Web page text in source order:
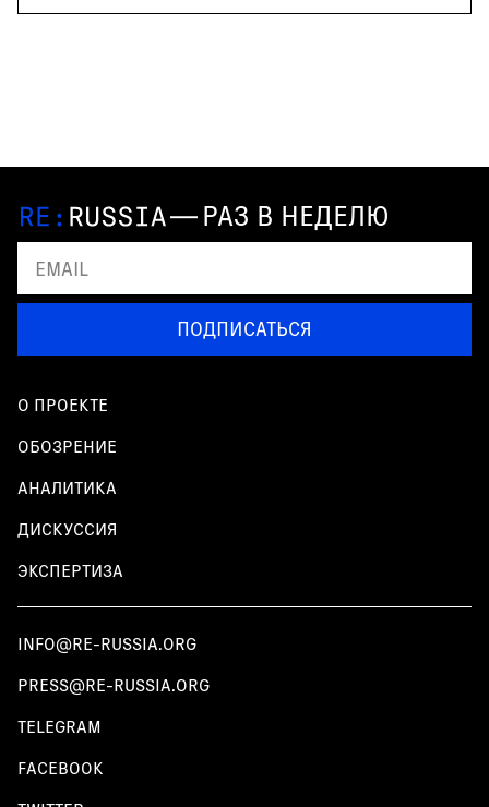
— РАЗ В НЕДЕЛЮ
ПОДПИСАТЬСЯ
О ПРОЕКТЕ
ОБОЗРЕНИЕ
АНАЛИТИКА
ДИСКУССИЯ
ЭКСПЕРТИЗА
INFO@RE-RUSSIA.ORG
PRESS@RE-RUSSIA.ORG
TELEGRAM
FACEBOOK